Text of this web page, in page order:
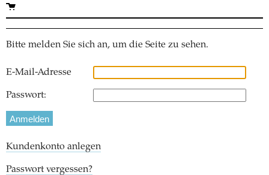
Bitte melden Sie sich an, um die Seite zu sehen.
E-Mail-Adresse
Passwort:
Kundenkonto anlegen
Passwort vergessen?